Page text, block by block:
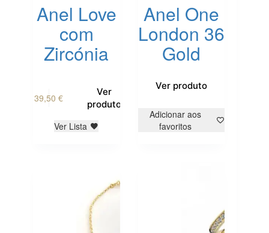
Anel Love
com
Zircónia
39,50€
Ver
produto
product
Ver Lista
Anel One
London 36
Gold
Ver produto
Adicionar aos
favoritos